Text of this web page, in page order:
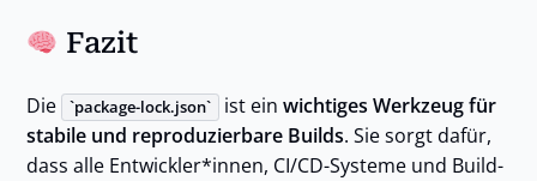
Fazit
Die package-lock.json ist einwichtiges Werkzeug für
stabile und reproduzierbare Builds. Sie sorgt dafür,
dass alle Entwickler*innen, CI/CD-Systeme und Build-